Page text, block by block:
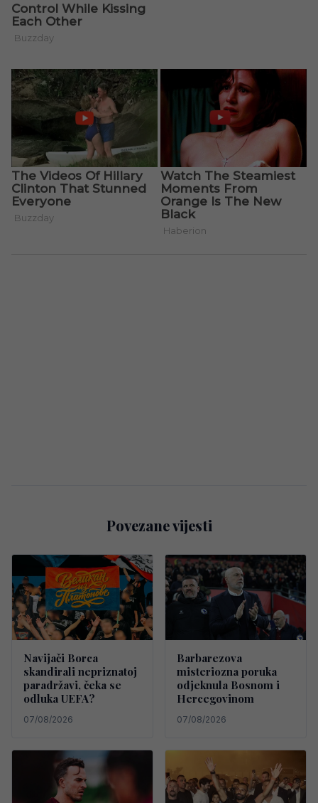
Povezane vijesti
Navijači Borca
skandirali nepriznatoj
paradržavi, čeka se
odluka UEFA?
07/08/2026
Barbarezova
misteriozna poruka
odjeknula Bosnom i
Hercegovinom
07/08/2026